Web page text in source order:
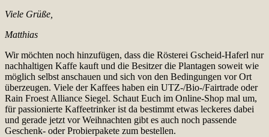
Viele Grüße,
Matthias
Wir möchten noch hinzufügen, dass die Rösterei Gscheid-Haferl nur
nachhaltigen Kaffe kauft und die Besitzer die Plantagen soweit wie
möglich selbst anschauen und sich von den Bedingungen vor Ort
überzeugen. Viele der Kaffees haben ein UTZ-/Bio-/Fairtrade oder
Rain Froest Alliance Siegel. Schaut Euch im Online-Shop mal um,
für passionierte Kaffeetrinker ist da bestimmt etwas leckeres dabei
und gerade jetzt vor Weihnachten gibt es auch noch passende
Geschenk- oder Probierpakete zum bestellen.